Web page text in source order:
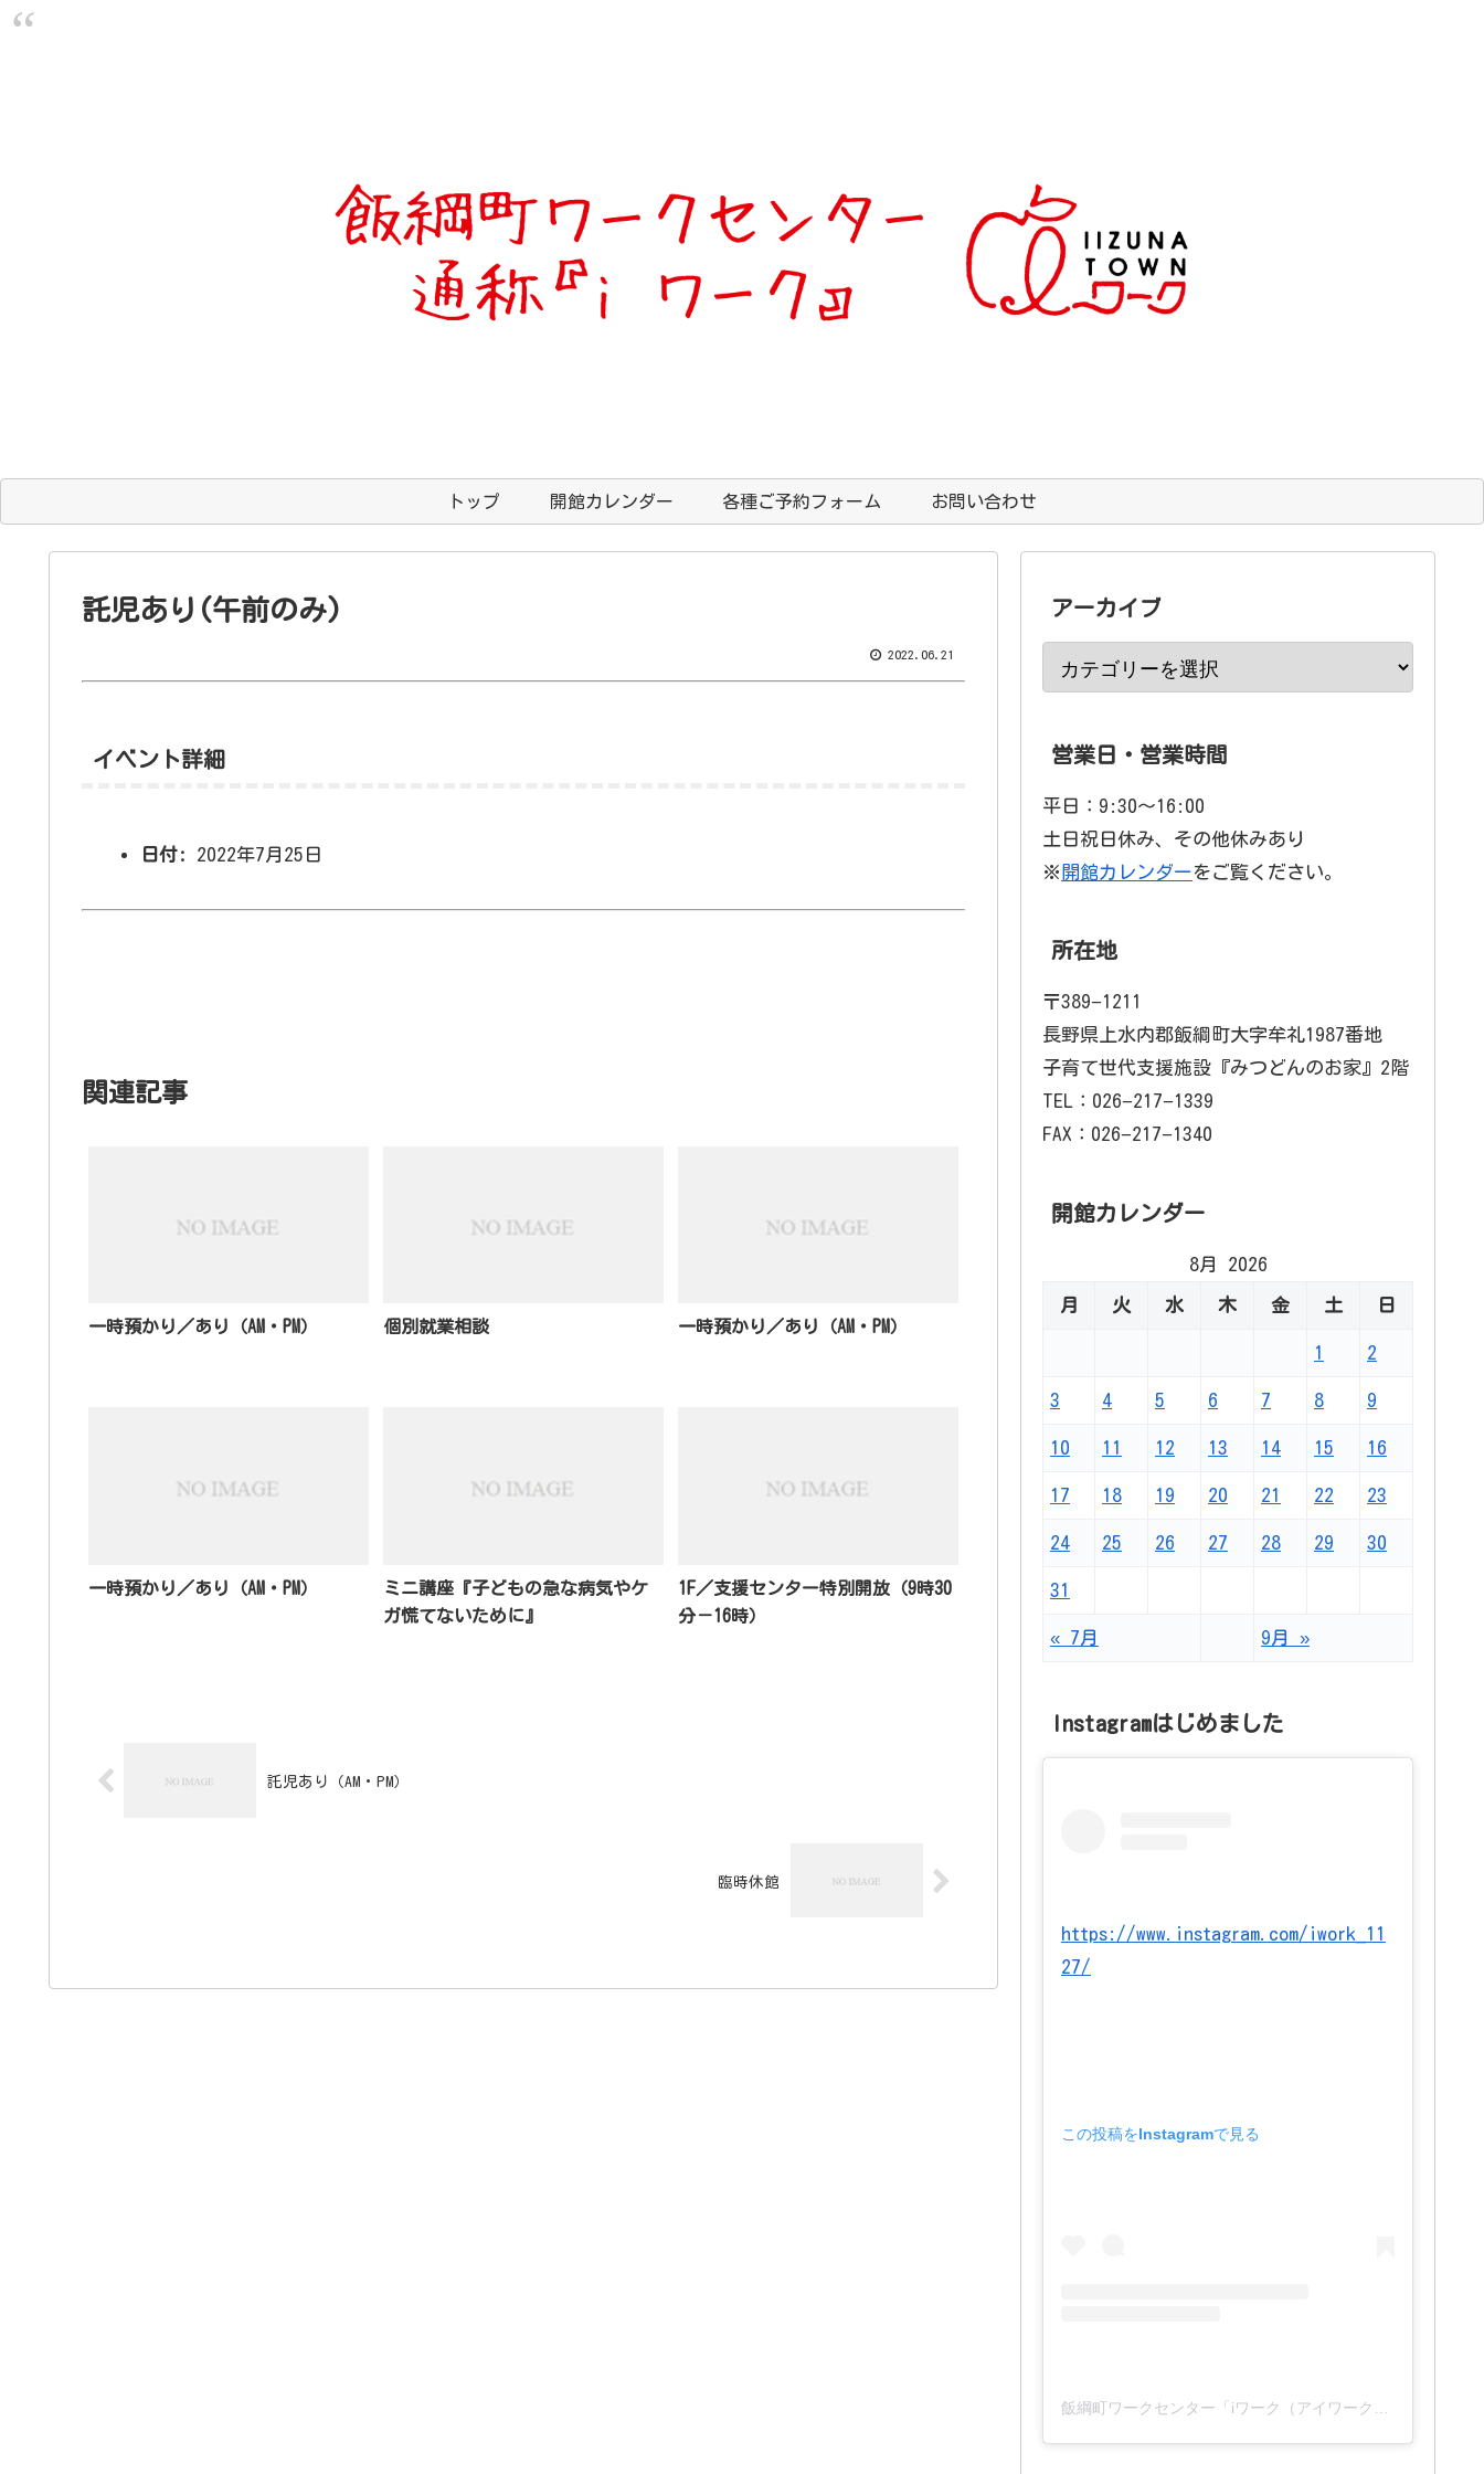
トップ 開館カレンダー 各種ご予約フォーム お問い合わせ
託児あり(午前のみ)
2022.06.21
イベント詳細
日付: 2022年7月25日
関連記事
一時預かり／あり（AM・PM） 個別就業相談 一時預かり／あり（AM・PM）
一時預かり／あり（AM・PM）
ミニ講座『子どもの急な病気やケ
ガ慌てないために』
1F／支援センター特別開放（9時30
分－16時）
託児あり（AM・PM）
臨時休館
アーカイブ
営業日・営業時間
平日：9:30〜16:00
土日祝日休み、その他休みあり
※ 開館カレンダーをご覧ください。
所在地
〒389−1211
長野県上水内郡飯綱町大字牟礼1987番地
子育て世代支援施設『みつどんのお家』2階
TEL：026−217−1339
FAX：026−217−1340
開館カレンダー
8月 2026
月 火 水 木 金 土 日
1 2
3 4 5 6 7 8 9
10 11 12 13 14 15 16
17 18 19 20 21 22 23
24 25 26 27 28 29 30
31
« 7月 9月 »
Instagramはじめました
https://www.instagram.com/iwork_11
27/
この投稿をInstagramで見る